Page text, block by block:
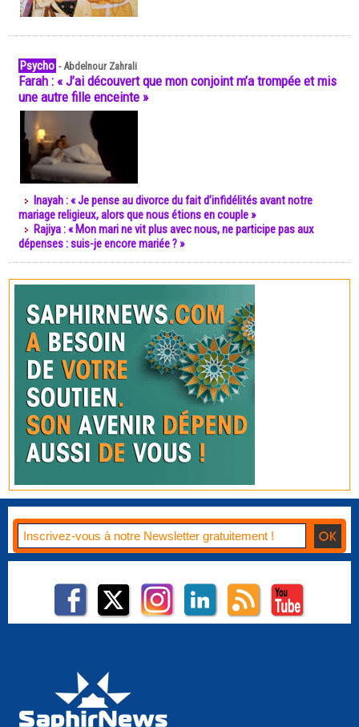
Psycho -Abdelnour Zahrali
Farah : « J’ai découvert que mon conjoint m’a trompée et mis
une autre fille enceinte »
Inayah : « Je pense au divorce du fait d’infidélités avant notre
mariage religieux, alors que nous étions en couple »
Rajiya : « Mon mari ne vit plus avec nous, ne participe pas aux
dépenses : suis-je encore mariée ? »